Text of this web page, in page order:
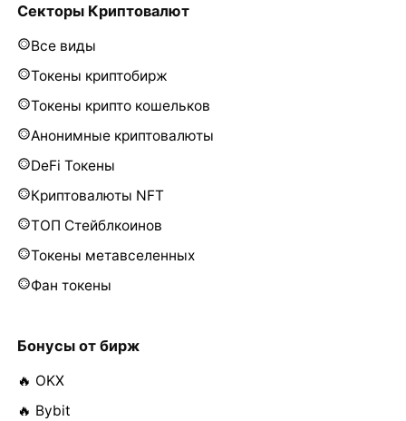
Секторы Криптовалют
Все виды
Токены криптобирж
Токены крипто кошельков
Анонимные криптовалюты
DeFi Токены
Криптовалюты NFT
ТОП Стейблкоинов
Токены метавселенных
Фан токены
Бонусы от бирж
🔥 OKX
🔥 Bybit